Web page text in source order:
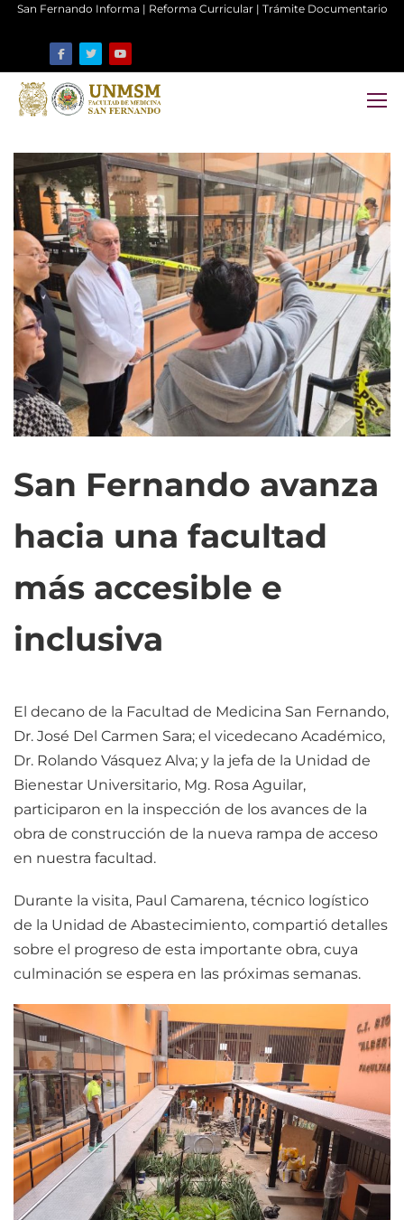
San Fernando Informa | Reforma Curricular| Trámite Documentario
San Fernando avanza
hacia una facultad
más accesible e
inclusiva
El decano de la Facultad de Medicina San Fernando,
Dr. José Del Carmen Sara; el vicedecano Académico,
Dr. Rolando Vásquez Alva; y la jefa de la Unidad de
Bienestar Universitario, Mg. Rosa Aguilar,
participaron en la inspección de los avances de la
obra de construcción de la nueva rampa de acceso
en nuestra facultad.
Durante la visita, Paul Camarena, técnico logístico
de la Unidad de Abastecimiento, compartió detalles
sobre el progreso de esta importante obra, cuya
culminación se espera en las próximas semanas.